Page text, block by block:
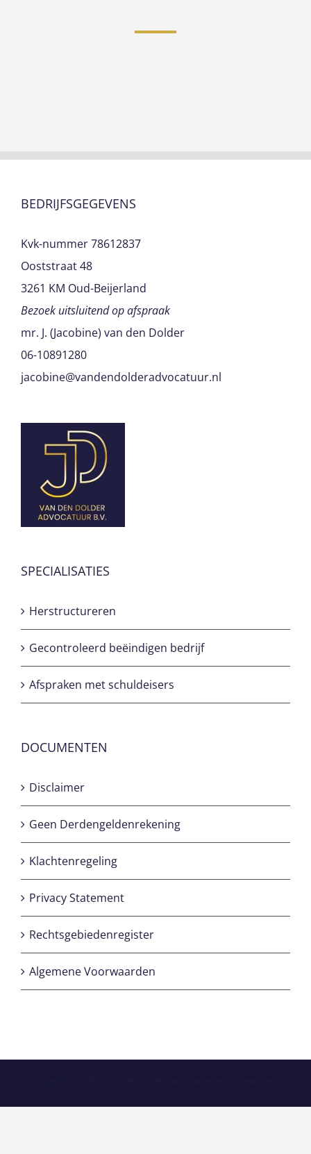
BEDRIJFSGEGEVENS
Kvk-nummer 78612837
Ooststraat 48
3261 KM Oud-Beijerland
Bezoek uitsluitend op afspraak
mr. J. (Jacobine) van den Dolder
06-10891280
jacobine@vandendolderadvocatuur.nl
SPECIALISATIES
Herstructureren
Gecontroleerd beëindigen bedrijf
Afspraken met schuldeisers
DOCUMENTEN
Disclaimer
Geen Derdengeldenrekening
Klachtenregeling
Privacy Statement
Rechtsgebiedenregister
Algemene Voorwaarden